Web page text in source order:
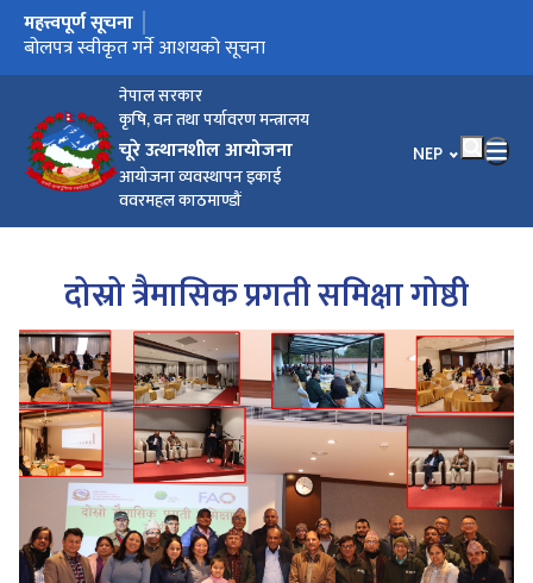
नेपाल सरकार
कृषि, वन तथा पर्यावरण मन्त्रालय
चूरे उत्थानशील आयोजना
आयोजना व्यवस्थापन इकाई
ववरमहल काठमाण्डौं
भाषा चयन गर्नुहोस्
NEP
मुख्य नेभिगेसनमा जानुहोस्
महत्त्वपूर्ण सूचना
उपस्थिति सम्बन्धमा ।
बोलपत्र स्वीकृत गर्ने आशयको सूचना
दोस्रो त्रैमासिक प्रगती समिक्षा गोष्ठी